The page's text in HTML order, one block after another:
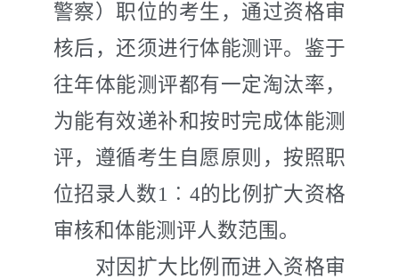
警察）职位的考生，通过资格审
核后，还须进行体能测评。鉴于
往年体能测评都有一定淘汰率 ，
为能有效递补和按时完成体能测
评，遵循考生自愿原则，按照职
位招录人数1 ︰ 4的比例扩大资格
审核和体能测评人数范围。
对因扩大比例而进入资格审